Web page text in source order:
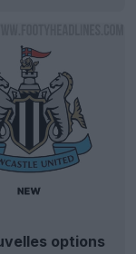
options